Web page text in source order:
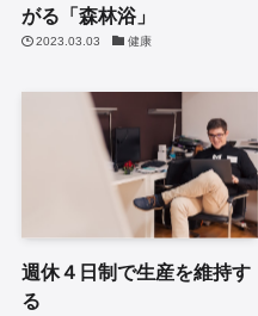
がる「森林浴」
2023.03.03 健康
週休４日制で生産を維持す
る